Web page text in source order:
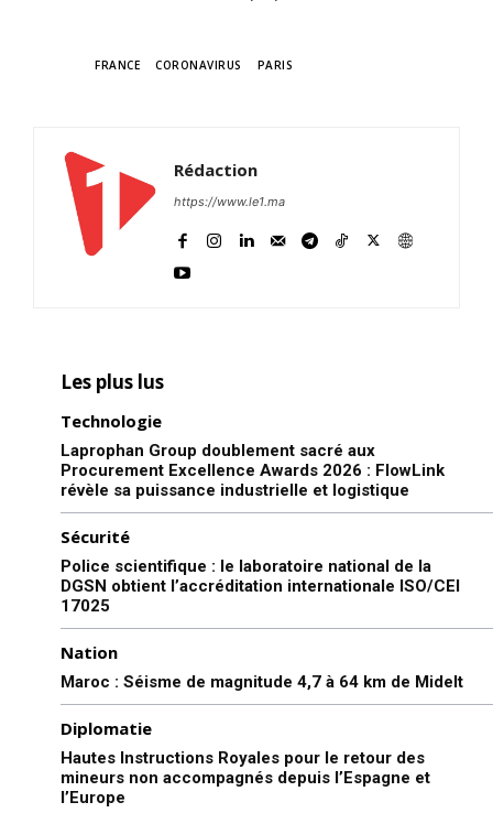
FRANCE CORONAVIRUS PARIS
Rédaction
https://www.le1.ma
Les plus lus
Technologie
Laprophan Group doublement sacré aux
Procurement Excellence Awards 2026 : FlowLink
révèle sa puissance industrielle et logistique
Sécurité
Police scientifique : le laboratoire national de la
DGSN obtient l’accréditation internationale ISO/CEI
17025
Nation
Maroc : Séisme de magnitude 4,7 à 64 km de Midelt
Diplomatie
Hautes Instructions Royales pour le retour des
mineurs non accompagnés depuis l’Espagne et
l’Europe